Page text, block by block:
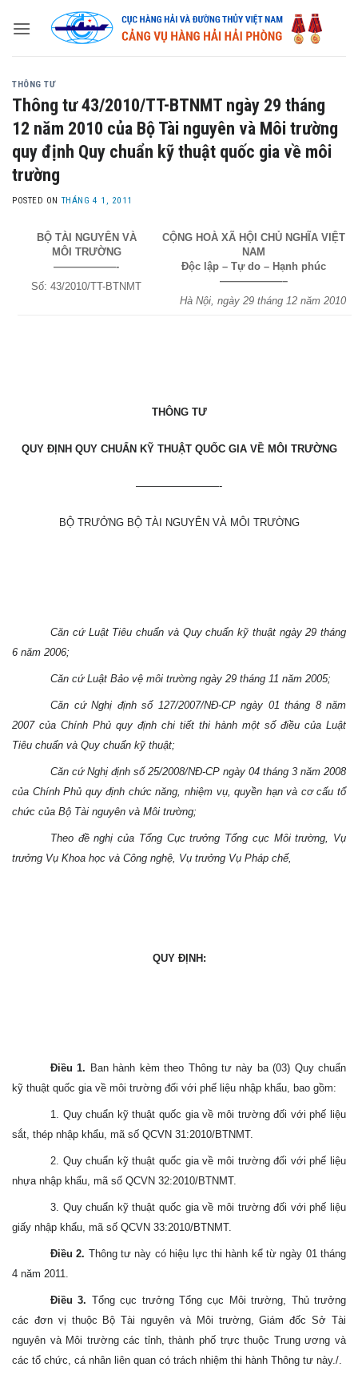
THÔNG TƯ
Thông tư 43/2010/TT-BTNMT ngày 29 tháng
12 năm 2010 của Bộ Tài nguyên và Môi trường
quy định Quy chuẩn kỹ thuật quốc gia về môi
trường
POSTED ON THÁNG 4 1, 2011
BỘ TÀI NGUYÊN VÀ
MÔI TRƯỜNG
——————-
Số: 43/2010/TT-BTNMT
CỘNG HOÀ XÃ HỘI CHỦ NGHĨA VIỆT
NAM
Độc lập – Tự do – Hạnh phúc
——————–
Hà Nội, ngày 29 tháng 12 năm 2010
THÔNG TƯ
QUY ĐỊNH QUY CHUẨN KỸ THUẬT QUỐC GIA VỀ MÔI TRƯỜNG
————————-
BỘ TRƯỞNG BỘ TÀI NGUYÊN VÀ MÔI TRƯỜNG
Căn cứ Luật Tiêu chuẩn và Quy chuẩn kỹ thuật ngày 29 tháng
6 năm 2006;
Căn cứ Luật Bảo vệ môi trường ngày 29 tháng 11 năm 2005;
Căn cứ Nghị định số 127/2007/NĐ-CP ngày 01 tháng 8 năm
2007 của Chính Phủ quy định chi tiết thi hành một số điều của Luật
Tiêu chuẩn và Quy chuẩn kỹ thuật;
Căn cứ Nghị định số 25/2008/NĐ-CP ngày 04 tháng 3 năm 2008
của Chính Phủ quy định chức năng, nhiệm vụ, quyền hạn và cơ cấu tổ
chức của Bộ Tài nguyên và Môi trường;
Theo đề nghị của Tổng Cục trưởng Tổng cục Môi trường, Vụ
trưởng Vụ Khoa học và Công nghệ, Vụ trưởng Vụ Pháp chế,
QUY ĐỊNH:
Điều 1. Ban hành kèm theo Thông tư này ba (03) Quy chuẩn
kỹ thuật quốc gia về môi trường đối với phế liệu nhập khẩu, bao gồm:
1. Quy chuẩn kỹ thuật quốc gia về môi trường đối với phế liệu
sắt, thép nhập khẩu, mã số QCVN 31:2010/BTNMT.
2. Quy chuẩn kỹ thuật quốc gia về môi trường đối với phế liệu
nhựa nhập khẩu, mã số QCVN 32:2010/BTNMT.
3. Quy chuẩn kỹ thuật quốc gia về môi trường đối với phế liệu
giấy nhập khẩu, mã số QCVN 33:2010/BTNMT.
Điều 2. Thông tư này có hiệu lực thi hành kể từ ngày 01 tháng
4 năm 2011.
Điều 3. Tổng cục trưởng Tổng cục Môi trường, Thủ trưởng
các đơn vị thuộc Bộ Tài nguyên và Môi trường, Giám đốc Sở Tài
nguyên và Môi trường các tỉnh, thành phố trực thuộc Trung ương và
các tổ chức, cá nhân liên quan có trách nhiệm thi hành Thông tư này./.